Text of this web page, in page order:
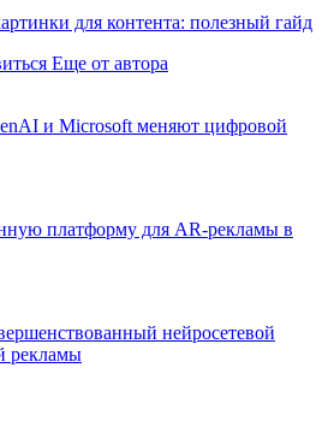
для контента: полезный гайд
Еще от автора
и Microsoft меняют цифровой
платформу для AR-рекламы в
нейросетевой
рекламы